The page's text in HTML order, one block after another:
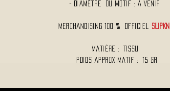
- Diamètre du Motif : A venir
Merchandising 100 % Officiel
Matière : Tissu
Poids approximatif : 15 Gr